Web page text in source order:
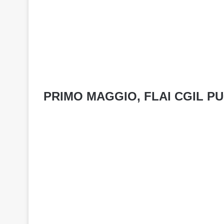
PRIMO MAGGIO, FLAI CGIL